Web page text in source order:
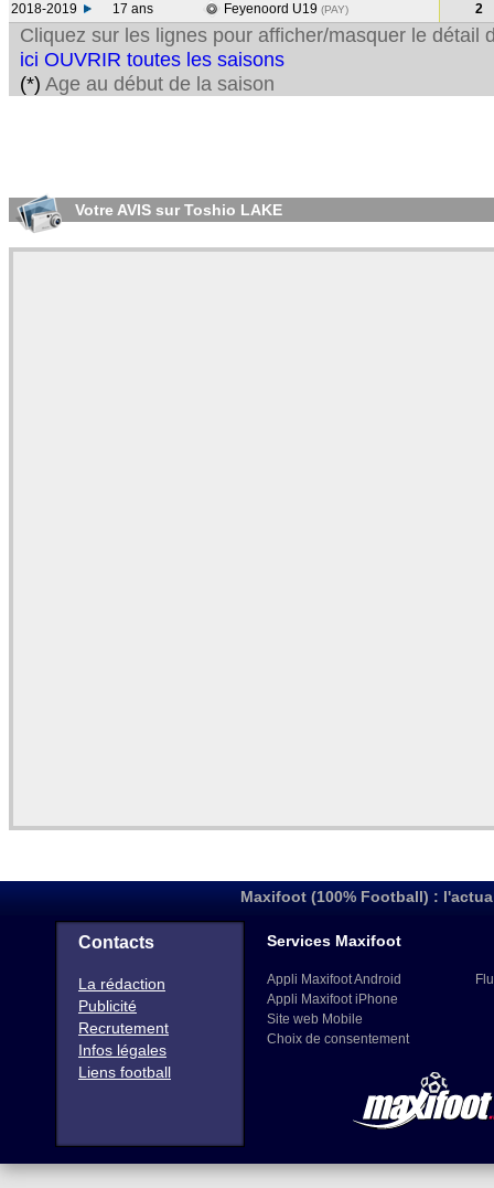
2018-2019
17 ans Feyenoord U19 (PAY) 2
Cliquez sur les lignes pour afficher/masquer le détail
ici OUVRIR toutes les saisons
(*) Age au début de la saison
Votre AVIS sur Toshio LAKE
Maxifoot (100% Football) :
Contacts
La rédaction
Publicité
Recrutement
Infos légales
Liens football
Services Maxifoot
Appli Maxifoot Android
Appli Maxifoot iPhone
Site web Mobile
Choix de consentement